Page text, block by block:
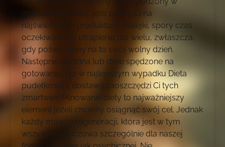
markecie lub kilku, jeśli zależy Ci na
najświeższych produktach. Kolejki, spory czas
oczekiwania to utrapienie dla wielu, zwłaszcza,
gdy poświęcamy na to swój wolny dzień.
Następnie godzina lub dwie spędzone na
gotowaniu, i to w najlepszym wypadku Dieta
pudełkowa z dostawą zaoszczędzi Ci tych
zmartwień.Pilnowanie diety to najważniejszy
element jeżeli chcemy osiągnąć swój cel. Jednak
każdy mówi o regeneracji, która jest w tym
wszystkim kluczowa szczególnie dla naszej